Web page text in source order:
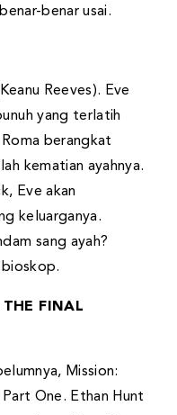
benar usai.
Reeves). Eve
yang terlatih
berangkat
kematian ayahnya.
Eve akan
keluarganya.
sang ayah?
bioskop.
FINAL
Mission:
One. Ethan Hunt